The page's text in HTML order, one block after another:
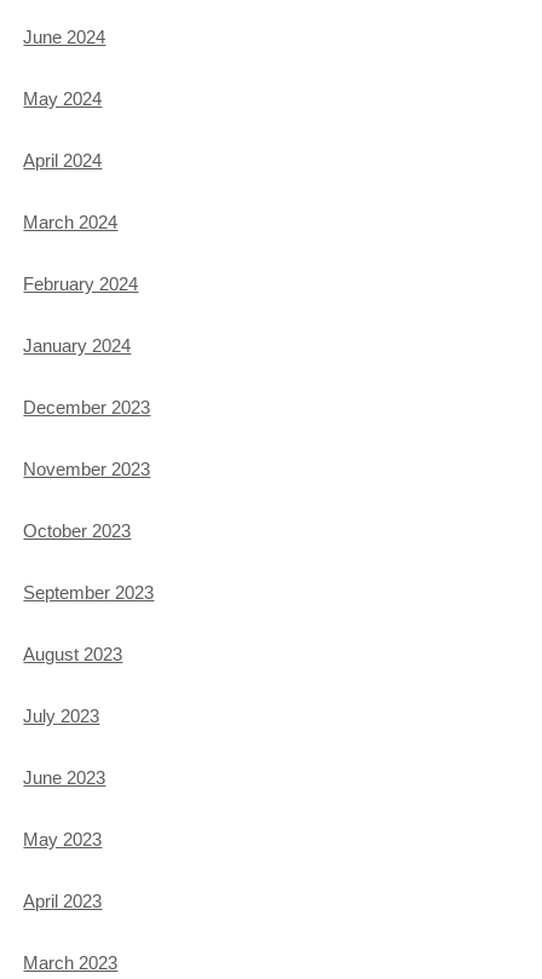
June 2024
May 2024
April 2024
March 2024
February 2024
January 2024
December 2023
November 2023
October 2023
September 2023
August 2023
July 2023
June 2023
May 2023
April 2023
March 2023